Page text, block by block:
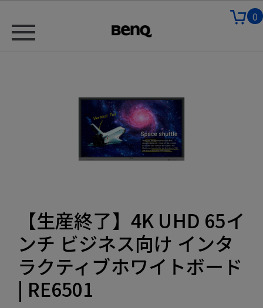
0
【生産終了】4K UHD 65イ
ンチ ビジネス向け インタ
ラクティブホワイトボード
| RE6501